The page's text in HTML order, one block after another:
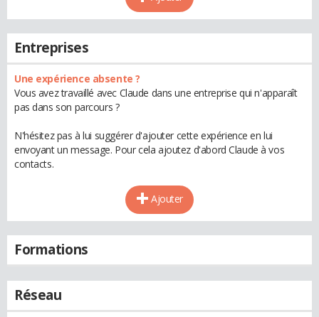
Entreprises
Une expérience absente ?
Vous avez travaillé avec Claude dans une entreprise qui n'apparaît
pas dans son parcours ?
N'hésitez pas à lui suggérer d'ajouter cette expérience en lui
envoyant un message. Pour cela ajoutez d'abord Claude à vos
contacts.
Ajouter
Formations
Réseau